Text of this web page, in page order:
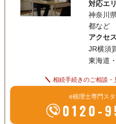
対応エ
神奈川
都など
アクセ
JR横須
東海道
相続手続きのご相談
e税理士専門ス
0120-